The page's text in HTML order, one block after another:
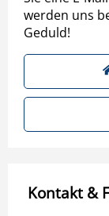
werden uns
Geduld!
Kontakt &